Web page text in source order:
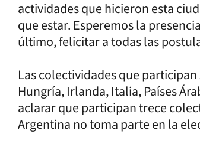
actividades que hicieron esta
que estar. Esperemos la
último, felicitar a todas las
Las colectividades que
Hungría, Irlanda, Italia, Países
aclarar que participan trece
Argentina no toma parte en la